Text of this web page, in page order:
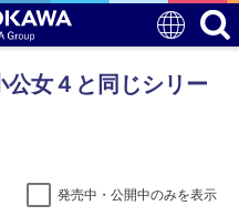
女４と同じシリー
発売中・公開中のみを表示